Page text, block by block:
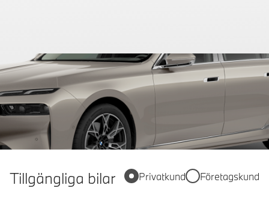
Tillgängliga bilar Privatkund Företagskund